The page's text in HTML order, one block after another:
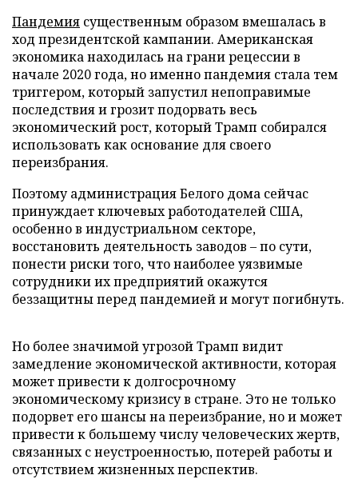
Пандемия существенным образом вмешалась в
ход президентской кампании. Американская
экономика находилась на грани рецессии в
начале 2020 года, но именно пандемия стала тем
триггером, который запустил непоправимые
последствия и грозит подорвать весь
экономический рост, который Трамп собирался
использовать как основание для своего
переизбрания.
Поэтому администрация Белого дома сейчас
принуждает ключевых работодателей США,
особенно в индустриальном секторе,
восстановить деятельность заводов – по сути,
понести риски того, что наиболее уязвимые
сотрудники их предприятий окажутся
беззащитны перед пандемией и могут погибнуть.
Но более значимой угрозой Трамп видит
замедление экономической активности, которая
может привести к долгосрочному
экономическому кризису в стране. Это не только
подорвет его шансы на переизбрание, но и может
привести к большему числу человеческих жертв,
связанных с неустроенностью, потерей работы и
отсутствием жизненных перспектив.